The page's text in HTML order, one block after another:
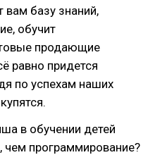
вам базу знаний,
обучит
продающие
равно придется
по успехам наших
в обучении детей
чем программирование?